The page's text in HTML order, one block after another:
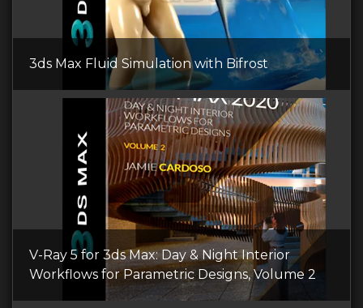
3ds Max Fluid Simulation with Bifrost
V-Ray 5 for 3ds Max: Day & Night Interior
Workflows for Parametric Designs, Volume 2